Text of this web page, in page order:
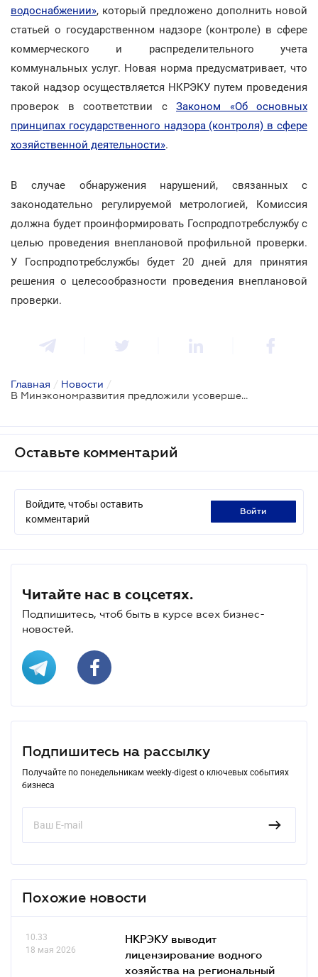
водоснабжении», который предложено дополнить новой
статьей о государственном надзоре (контроле) в сфере
коммерческого и распределительного учета
коммунальных услуг. Новая норма предусматривает, что
такой надзор осуществляется НКРЭКУ путем проведения
проверок в соответствии с Законом «Об основных
принципах государственного надзора (контроля) в сфере
хозяйственной деятельности».
В случае обнаружения нарушений, связанных с
законодательно регулируемой метрологией, Комиссия
должна будет проинформировать Госпродпотребслужбу с
целью проведения внеплановой профильной проверки.
У Госпродпотребслужбы будет 20 дней для принятия
решения о целесообразности проведения внеплановой
проверки.
Главная / Новости /
В Минэкономразвития предложили усовершенствовать метрологический контроль в коммунальной сфере
Оставьте комментарий
Войдите, чтобы оставить
комментарий
войти
Читайте нас в соцсетях.
Подпишитесь, чтоб быть в курсе всех бизнес-
новостей.
Подпишитесь на рассылку
Получайте по понедельникам weekly-digest о ключевых событиях
бизнеса
Похожие новости
10.33
18 мая 2026
НКРЭКУ выводит
лицензирование водного
хозяйства на региональный